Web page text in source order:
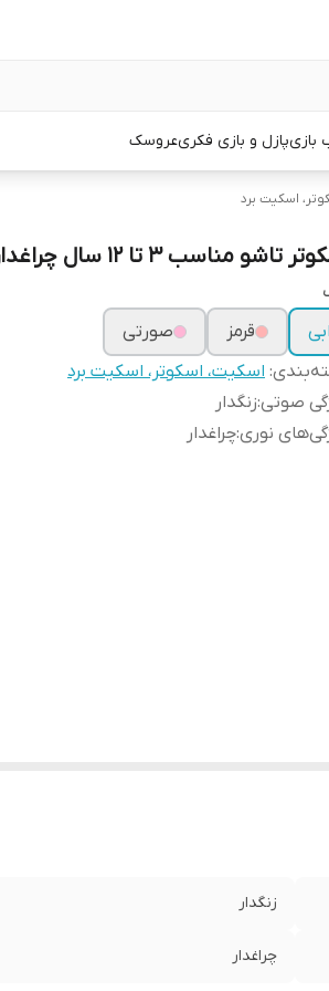
بازیپازل و بازی فکریعروسک
اسکیت برد
تاشو مناسب ۳ تا ۱۲ سال چراغدار جنس درجه یک
ابی
قرمز
صورتی
: اسکیت، اسکوتر، اسکیت برد
صوتی:زنگدار
نوری:چراغدار
زنگدار
چراغدار